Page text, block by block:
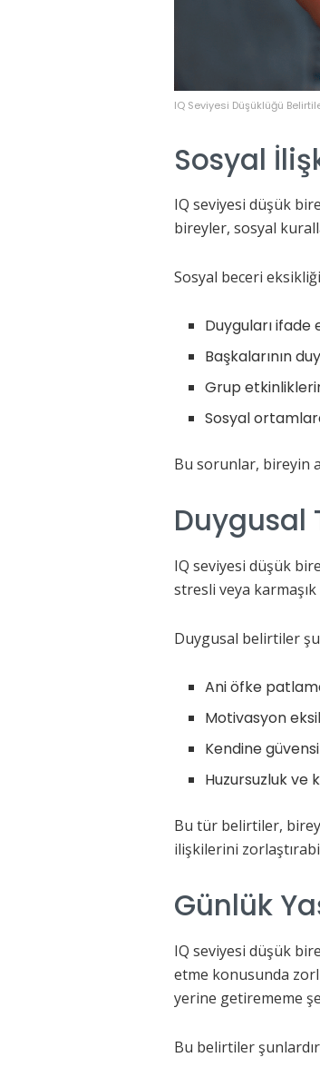
IQ Seviyesi Düşüklüğü
Sosyal
IQ seviyesi düşük
bireyler, sosyal
Sosyal beceri
Duyguları
Başkalarının
Grup
Sosyal
Bu sorunlar, bireyin
Duygusal
IQ seviyesi düşük
stresli veya
Duygusal belirtiler
Ani öfke
Motivasyon
Kendine
Huzursuzluk ve
Bu tür belirtiler,
ilişkilerini
Günlük
IQ seviyesi düşük
etme konusunda
yerine getirememe
Bu belirtiler